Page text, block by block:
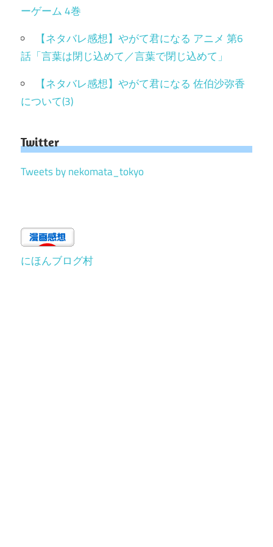
ーゲーム 4巻
【ネタバレ感想】やがて君になる アニメ 第6
話「言葉は閉じ込めて／言葉で閉じ込めて」
【ネタバレ感想】やがて君になる 佐伯沙弥香
について(3)
Twitter
Tweets by nekomata_tokyo
にほんブログ村